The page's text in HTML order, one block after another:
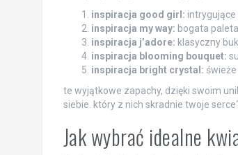
inspiracja good girl: intrygujące
inspiracja my way: bogata
inspiracja j’adore: klasyczny
inspiracja blooming bouquet:
inspiracja bright crystal:
te wyjątkowe zapachy, dzięki swoim
siebie. który z nich skradnie twoje
Jak wybrać idealne